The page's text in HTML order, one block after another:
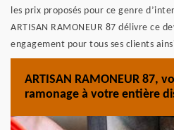
les prix proposés pour ce genre
ARTISAN RAMONEUR 87 délivre ce
engagement pour tous ses clients
ARTISAN RAMONEUR 87,
ramonage à votre entière